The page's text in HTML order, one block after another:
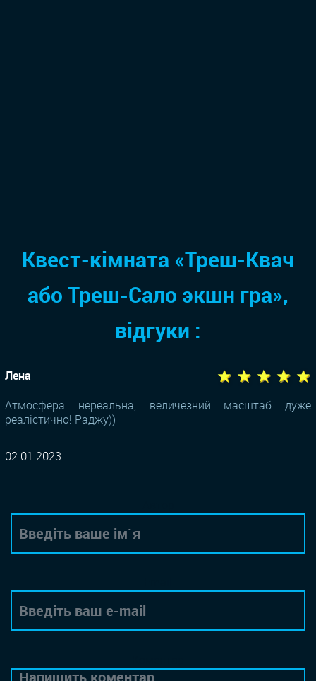
Квест-кімната «Треш-Квач
або Треш-Сало экшн гра»,
відгуки :
Лена ★ ★ ★ ★ ★
Атмосфера нереальна, величезний масштаб дуже
реалістично! Раджу))
02.01.2023